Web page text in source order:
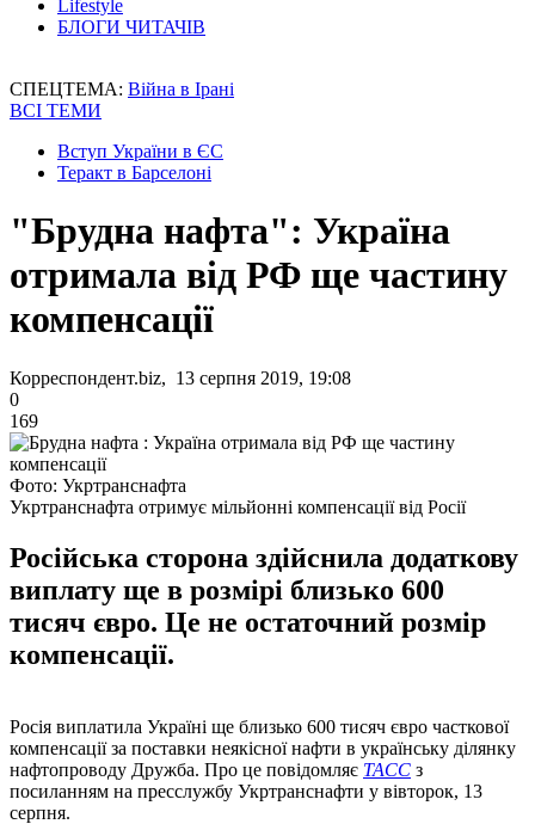
Lifestyle
БЛОГИ ЧИТАЧІВ
СПЕЦТЕМА: Війна в Ірані
ВСІ ТЕМИ
Вступ України в ЄС
Теракт в Барселоні
"Брудна нафта": Україна
отримала від РФ ще частину
компенсації
Корреспондент.biz, 13 серпня 2019, 19:08
0
169
Фото: Укртранснафта
Укртранснафта отримує мільйонні компенсації від Росії
Російська сторона здійснила додаткову
виплату ще в розмірі близько 600
тисяч євро. Це не остаточний розмір
компенсації.
Росія виплатила Україні ще близько 600 тисяч євро часткової
компенсації за поставки неякісної нафти в українську ділянку
нафтопроводу Дружба. Про це повідомляє ТАСС з
посиланням на пресслужбу Укртранснафти у вівторок, 13
серпня.